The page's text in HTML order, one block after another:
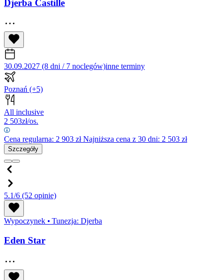
Djerba Castille
30.09.2027 (8 dni / 7 noclegów)inne terminy
Poznań (+5)
All inclusive
2 503zł/os.
Cena regularna: 2 903 złNajniższa cena z 30 dni: 2 503 zł
Szczegóły
5.1/6 (52 opinie)
Wypoczynek • Tunezja: Djerba
Eden Star